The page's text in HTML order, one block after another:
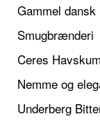
Gammel
Smugbrænderi
Ceres Havskum
Nemme og
Underberg